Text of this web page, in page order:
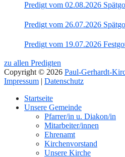
Predigt vom 02.08.2026
Predigt vom 26.07.2026
Predigt vom 19.07.2026
zu allen Predigten
Copyright © 2026 Paul-Gerhardt-
Impressum | Datenschutz
oben
Startseite
Unsere Gemeinde
Pfarrer/in u. Diakon/in
Mitarbeiter/innen
Ehrenamt
Kirchenvorstand
Unsere Kirche